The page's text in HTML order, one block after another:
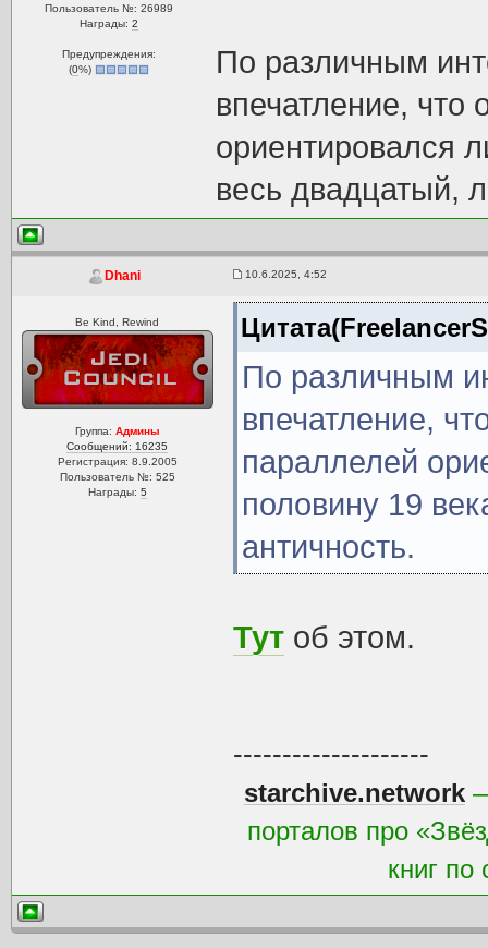
Пользователь №: 26989
Награды: 2
Предупреждения:
(0%)
По различным
впечатление, что
ориентировался
весь двадцатый,
Dhani 10.6.2025, 4:52
Be Kind, Rewind
Группа: Админы
Сообщений: 16235
Регистрация: 8.9.2005
Пользователь №: 525
Награды: 5
По различным
впечатление,
параллелей
половину 19
античность.
Тутоб этом.
--------------------
starchive.network
порталов про
книг по